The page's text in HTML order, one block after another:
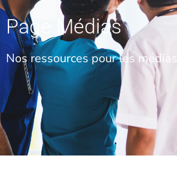
Page Médias
Nos ressources pour les médias